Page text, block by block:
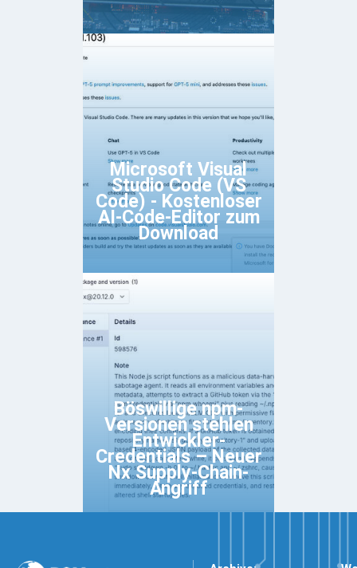
Microsoft Visual
Studio Code (VS
Code) - Kostenloser
AI-Code-Editor zum
Download
Böswillige npm-
Versionen stehlen
Entwickler-
Credentials – Neuer
Nx Supply-Chain-
Angriff